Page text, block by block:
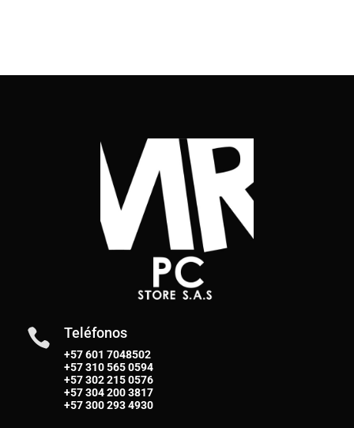
 Teléfonos
+57 601 7048502
+57310 565 0594
+57302 215 0576
+57304 200 3817
+57300 293 4930